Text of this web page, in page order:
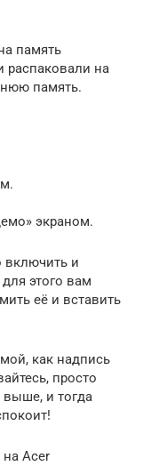
память
распаковали на
память.
экраном.
включить и
этого вам
её и вставить
как надпись
просто
и тогда
на Acer